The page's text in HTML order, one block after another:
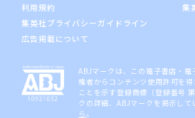
利用規約
集英社プライバシーガイドライン
広告掲載について
集
ABJマークは、この電子書店・
権者からコンテンツ使用許可を
ことを示す登録商標（登録番号
クの詳細、ABJマークを掲示し
ら。